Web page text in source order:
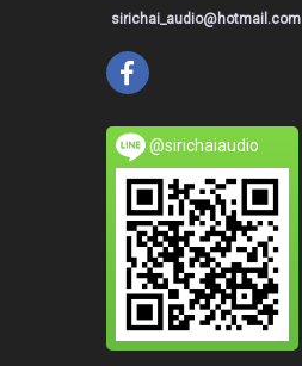
sirichai_audio@hotmail.com
@sirichaiaudio